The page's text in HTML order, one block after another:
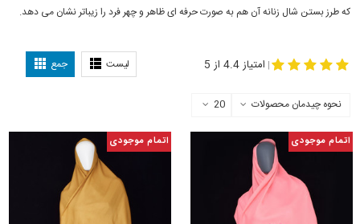
که طرز بستن شال زنانه آن هم به صورت حرفه ای ظاهر و چهر فرد را زیباتر نشان می دهد.
لیست جمع | امتیاز 4.4 از 5
نحوه چیدمان محصولات 20
اتمام موجودی اتمام موجودی